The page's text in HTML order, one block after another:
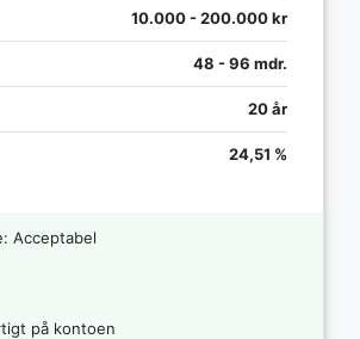
10.000 - 200.000 kr
48 - 96 mdr.
20 år
24,51 %
Acceptabel
på kontoen